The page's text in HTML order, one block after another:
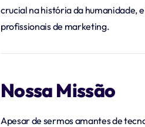
crucial na história da humanidade,
profissionais de marketing.
Nossa Missão
Apesar de sermos amantes de